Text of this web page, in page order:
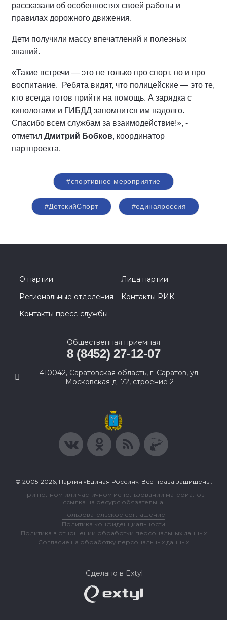
рассказали об особенностях своей работы и
правилах дорожного движения.
Дети получили массу впечатлений и полезных
знаний.
«Такие встречи — это не только про спорт, но и про
воспитание. Ребята видят, что полицейские — это те,
кто всегда готов прийти на помощь. А зарядка с
кинологами и ГИБДД запомнится им надолго.
Спасибо всем службам за взаимодействие!», -
отметил Дмитрий Бобков, координатор
партпроекта.
#спортивное мероприятие
#ДетскийСпорт #единаяроссия
О партии
Лица партии
Региональные отделения
Контакты РИК
Контакты пресс-службы
Общественная приемная
8 (8452) 27-12-07
410042, Саратовская область, г. Саратов, ул.
Московская д. 72, строение 2
© 2005-2026, Партия «Единая Россия». Все права защищены.
При полном или частичном использовании материалов
ссылка на ресурс обязательна.
Пользовательское соглашение
Политика конфиденциальности
Политика в отношении обработки персональных данных
Согласие на обработку персональных данных
Сделано в Extyl